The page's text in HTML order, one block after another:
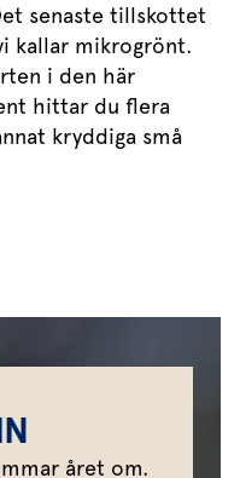
senaste tillskottet
kallar mikrogrönt.
i den här
hittar du flera
kryddiga små
året om.